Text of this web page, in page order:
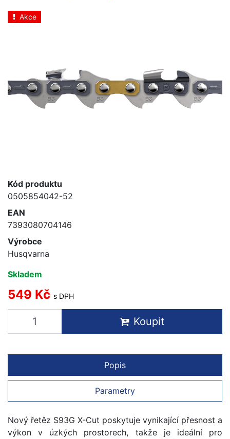
Akce
Kód produktu
0505854042-52
EAN
7393080704146
Výrobce
Husqvarna
Skladem
549 Kč s DPH
Koupit
Popis
Parametry
Nový řetěz S93G X-Cut poskytuje vynikající přesnost a
výkon v úzkých prostorech, takže je ideální pro